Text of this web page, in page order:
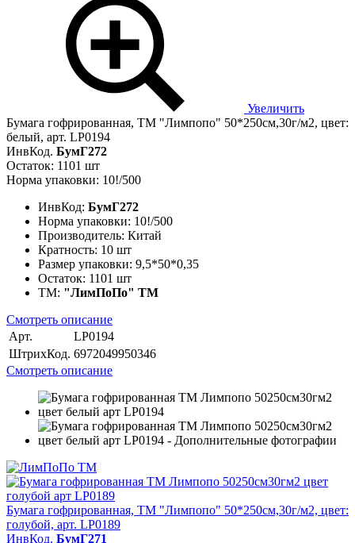
Увеличить
Бумага гофрированная, ТМ "Лимпопо" 50*250см,30г/м2, цвет:
белый, арт. LP0194
ИнвКод. БумГ272
Остаток: 1101 шт
Норма упаковки: 10!/500
ИнвКод: БумГ272
Норма упаковки: 10!/500
Производитель: Китай
Кратность: 10 шт
Размер упаковки: 9,5*50*0,35
Остаток: 1101 шт
ТМ: "ЛимПоПо" ТМ
Смотреть описание
Арт.
LP0194
ШтрихКод. 6972049950346
Смотреть описание
Бумага гофрированная, ТМ "Лимпопо" 50*250см,30г/м2, цвет:
голубой, арт. LP0189
ИнвКод. БумГ271